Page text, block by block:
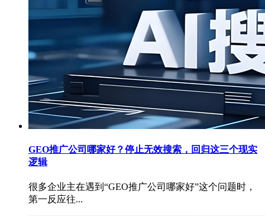
GEO推广公司哪家好？停止无效搜索，回归这三个现实
逻辑
很多企业主在遇到“GEO推广公司哪家好”这个问题时，
第一反应往...